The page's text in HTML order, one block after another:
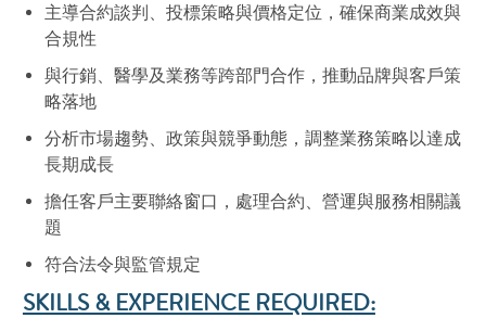
主導合約談判、投標策略與價格定位，確保商業成效與
合規性
與行銷、醫學及業務等跨部門合作，推動品牌與客戶策
略落地
分析市場趨勢、政策與競爭動態，調整業務策略以達成
長期成長
擔任客戶主要聯絡窗口，處理合約、營運與服務相關議
題
符合法令與監管規定
SKILLS & EXPERIENCE REQUIRED: